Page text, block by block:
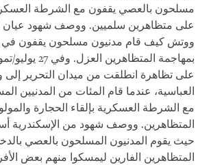
مسلحون بالعصي يقفون مع الشرطة
على متظاهرين سلميين. ووصف شهود عيان
ووتش كيف قام مدنيون مسلحون يقفون
بمهاجمة
على تظاهرة انطلقت من ميدان التحرير إلى
العباسية، عندما قام المئات من المدنيين
مع الشرطة العسكرية بإلقاء الحجارة
المتظاهرين. ووصف شهود من الإسكندرية
حيث يقوم المدنيون المسلحون بالعصي
المتظاهرين الفارين ليمسكوا منهم بعض